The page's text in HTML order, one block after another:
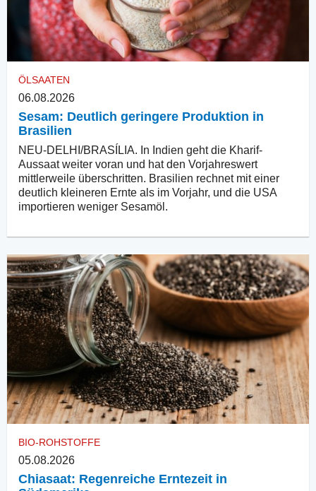
ÖLSAATEN
06.08.2026
Sesam: Deutlich geringere Produktion in
Brasilien
NEU-DELHI/BRASÍLIA. In Indien geht die Kharif-
Aussaat weiter voran und hat den Vorjahreswert
mittlerweile überschritten. Brasilien rechnet mit einer
deutlich kleineren Ernte als im Vorjahr, und die USA
importieren weniger Sesamöl.
BIO-ROHSTOFFE
05.08.2026
Chiasaat: Regenreiche Erntezeit in